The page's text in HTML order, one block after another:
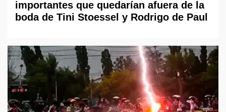
importantes que quedarían afuera de la
boda de Tini Stoessel y Rodrigo de Paul